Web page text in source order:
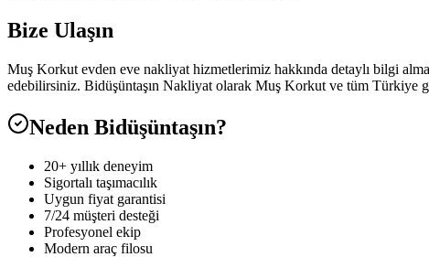
Bize Ulaşın
Muş Korkut evden eve nakliyat hizmetlerimiz hakkında detaylı bilgi
edebilirsiniz. Bidüşüntaşın Nakliyat olarak Muş Korkut ve tüm Türkiye
Neden Bidüşüntaşın?
20+ yıllık deneyim
Sigortalı taşımacılık
Uygun fiyat garantisi
7/24 müşteri desteği
Profesyonel ekip
Modern araç filosu